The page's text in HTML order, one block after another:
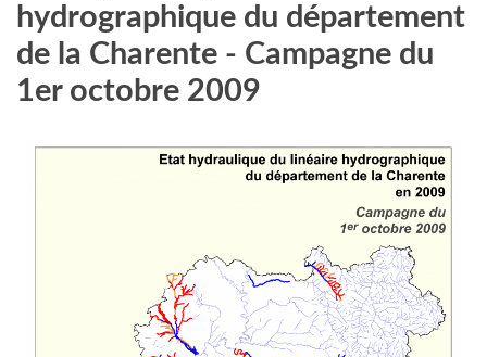
hydrographique du département
de la Charente - Campagne du
1er octobre 2009